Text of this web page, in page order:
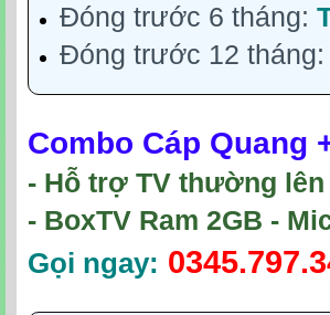
Đóng trước 6 tháng:
Đóng trước 12 tháng:
Combo Cáp Quang
- Hỗ trợ TV thường
- BoxTV Ram 2GB -
Gọi ngay: